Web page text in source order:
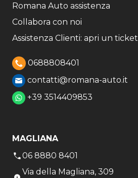
Romana Auto assistenza
Collabora con noi
Assistenza Clienti: apri un ticket
0688808401
contatti@romana-auto.it
+39 3514409853
MAGLIANA
06 8880 8401
Via della Magliana, 309